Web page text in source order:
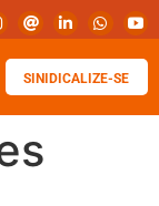
SINIDICALIZE-SE